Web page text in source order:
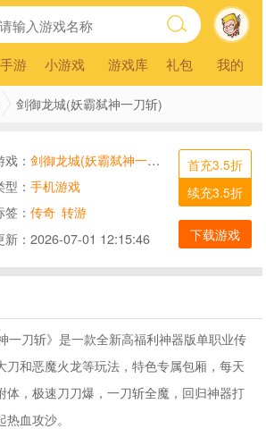
手游 小游戏 游戏库 礼包 我的
剑御龙城(妖霸弑神一刀斩)
戏： 剑御龙城(妖霸弑神一刀斩)
型： 手机游戏
签： 传奇 转游
新： 2026-07-01 12:15:46
首充3.5折
续充3.5折
下载游戏
一刀斩》是一款全新高福利神器版单职业传
刀和恶魔火龙等玩法，特色专属包厢，每天
体，极速刀刀爆，一刀斩全魔，回归神器打
血攻沙。